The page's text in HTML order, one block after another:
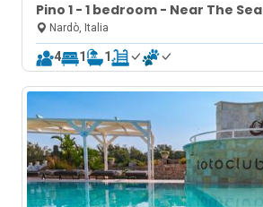
Pino 1 - 1 bedroom - Near The Sea
Nardò, Italia
4 1 1